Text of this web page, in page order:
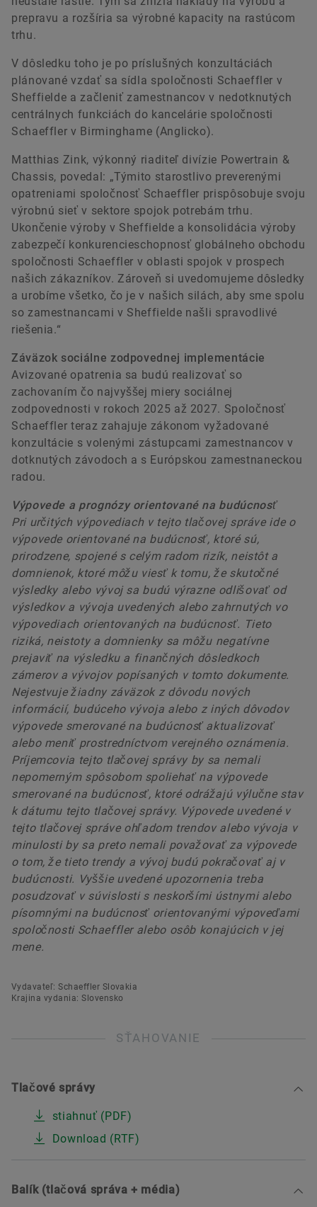
prepravu a rozšíria sa výrobné kapacity na rastúcom
trhu.
V dôsledku toho je po príslušných konzultáciách
plánované vzdať sa sídla spoločnosti Schaeffler v
Sheffielde a začleniť zamestnancov v nedotknutých
centrálnych funkciách do kancelárie spoločnosti
Schaeffler v Birminghame (Anglicko).
Matthias Zink, výkonný riaditeľ divízie Powertrain &
Chassis, povedal: „Týmito starostlivo preverenými
opatreniami spoločnosť Schaeffler prispôsobuje svoju
výrobnú sieť v sektore spojok potrebám trhu.
Ukončenie výroby v Sheffielde a konsolidácia výroby
zabezpečí konkurencieschopnosť globálneho obchodu
spoločnosti Schaeffler v oblasti spojok v prospech
našich zákazníkov. Zároveň si uvedomujeme dôsledky
a urobíme všetko, čo je v našich silách, aby sme spolu
so zamestnancami v Sheffielde našli spravodlivé
riešenia.“
Záväzok sociálne zodpovednej implementácie
Avizované opatrenia sa budú realizovať so
zachovaním čo najvyššej miery sociálnej
zodpovednosti v rokoch 2025 až 2027. Spoločnosť
Schaeffler teraz zahajuje zákonom vyžadované
konzultácie s volenými zástupcami zamestnancov v
dotknutých závodoch a s Európskou zamestnaneckou
radou.
Výpovede a prognózy orientované na budúcnosť
Pri určitých výpovediach v tejto tlačovej správe ide o
výpovede orientované na budúcnosť, ktoré sú,
prirodzene, spojené s celým radom rizík, neistôt a
domnienok, ktoré môžu viesť k tomu, že skutočné
výsledky alebo vývoj sa budú výrazne odlišovať od
výsledkov a vývoja uvedených alebo zahrnutých vo
výpovediach orientovaných na budúcnosť. Tieto
riziká, neistoty a domnienky sa môžu negatívne
prejaviť na výsledku a finančných dôsledkoch
zámerov a vývojov popísaných v tomto dokumente.
Nejestvuje žiadny záväzok z dôvodu nových
informácií, budúceho vývoja alebo z iných dôvodov
výpovede smerované na budúcnosť aktualizovať
alebo meniť prostredníctvom verejného oznámenia.
Príjemcovia tejto tlačovej správy by sa nemali
nepomerným spôsobom spoliehať na výpovede
smerované na budúcnosť, ktoré odrážajú výlučne stav
k dátumu tejto tlačovej správy. Výpovede uvedené v
tejto tlačovej správe ohľadom trendov alebo vývoja v
minulosti by sa preto nemali považovať za výpovede
o tom, že tieto trendy a vývoj budú pokračovať aj v
budúcnosti. Vyššie uvedené upozornenia treba
posudzovať v súvislosti s neskoršími ústnymi alebo
písomnými na budúcnosť orientovanými výpoveďami
spoločnosti Schaeffler alebo osôb konajúcich v jej
mene.
Vydavateľ: Schaeffler Slovakia
Krajina vydania: Slovensko
SŤAHOVANIE
Tlačové správy
stiahnuť (PDF)
Download (RTF)
Balík (tlačová správa + média)